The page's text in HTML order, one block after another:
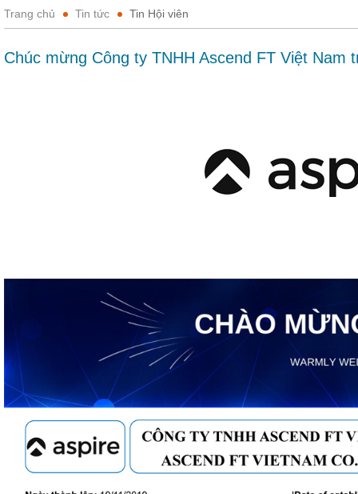
Trang chủ Tin tức Tin Hội viên
Chúc mừng Công ty TNHH Ascend FT Việt Nam